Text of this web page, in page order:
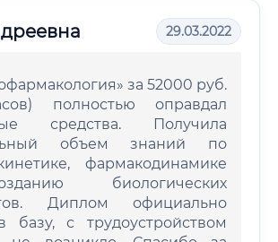
29.03.2022
за 52000 руб.
полностью оправдал
средства. Получила
объем знаний по
фармакодинамике
биологических
Диплом официально
базу, с трудоустройством